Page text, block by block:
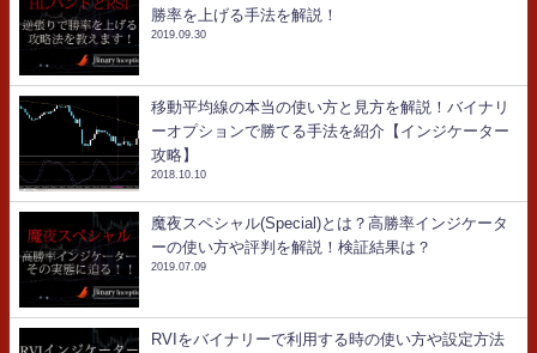
勝率を上げる手法を解説！
2019.09.30
移動平均線の本当の使い方と見方を解説！バイナリ
ーオプションで勝てる手法を紹介【インジケーター
攻略】
2018.10.10
魔夜スペシャル(Special)とは？高勝率インジケータ
ーの使い方や評判を解説！検証結果は？
2019.07.09
RVIをバイナリーで利用する時の使い方や設定方法